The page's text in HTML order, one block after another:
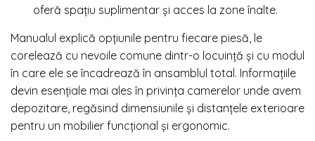
oferă spațiu suplimentar și acces la zone înalte.
Manualul explică opțiunile pentru fiecare piesă, le
corelează cu nevoile comune dintr-o locuință și cu modul
în care ele se încadrează în ansamblul total. Informațiile
devin esențiale mai ales în privința camerelor unde avem
depozitare, regăsind dimensiunile și distanțele exterioare
pentru un mobilier funcțional și ergonomic.